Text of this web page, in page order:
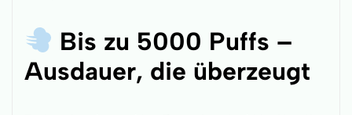
Bis zu 5000 Puffs –
Ausdauer, die überzeugt